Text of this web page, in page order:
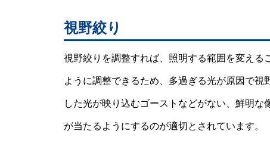
視野絞り
視野絞りを調整すれば、照明する範囲を変える
ように調整できるため、多過ぎる光が原因で
した光が映り込むゴーストなどがない、鮮明
が当たるようにするのが適切とされています。